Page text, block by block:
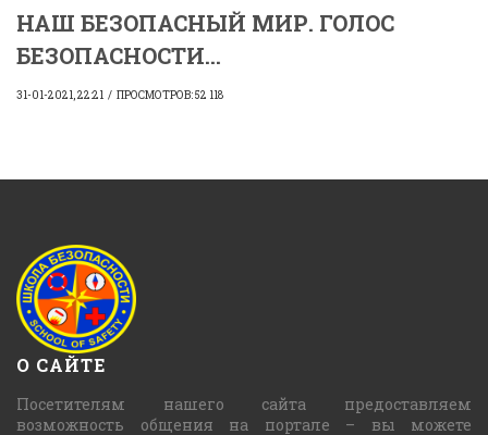
НАШ БЕЗОПАСНЫЙ МИР. ГОЛОС
БЕЗОПАСНОСТИ...
31-01-2021, 22:21 ПРОСМОТРОВ: 52 118
О САЙТЕ
Посетителям нашего сайта предоставляем
возможность общения на портале – вы можете